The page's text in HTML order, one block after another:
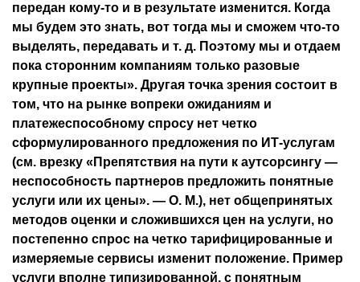
передан кому-то и в результате изменится. Когда
мы будем это знать, вот тогда мы и сможем что-то
выделять, передавать и т. д. Поэтому мы и отдаем
пока сторонним компаниям только разовые
крупные проекты». Другая точка зрения состоит в
том, что на рынке вопреки ожиданиям и
платежеспособному спросу нет четко
сформулированного предложения по ИТ-услугам
(см. врезку «Препятствия на пути к аутсорсингу —
неспособность партнеров предложить понятные
услуги или их цены». — О. М.), нет общепринятых
методов оценки и сложившихся цен на услуги, но
постепенно спрос на четко тарифицированные и
измеряемые сервисы изменит положение. Пример
услуги вполне типизированной, с понятным